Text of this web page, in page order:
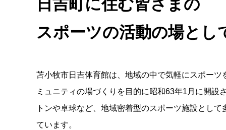
日吉町に住む皆さまの
スポーツの活動の場とし
苫小牧市日吉体育館は、地域の中で気軽にスポーツ
ミュニティの場づくりを目的に昭和63年1月に開設
トンや卓球など、地域密着型のスポーツ施設とし
ています。